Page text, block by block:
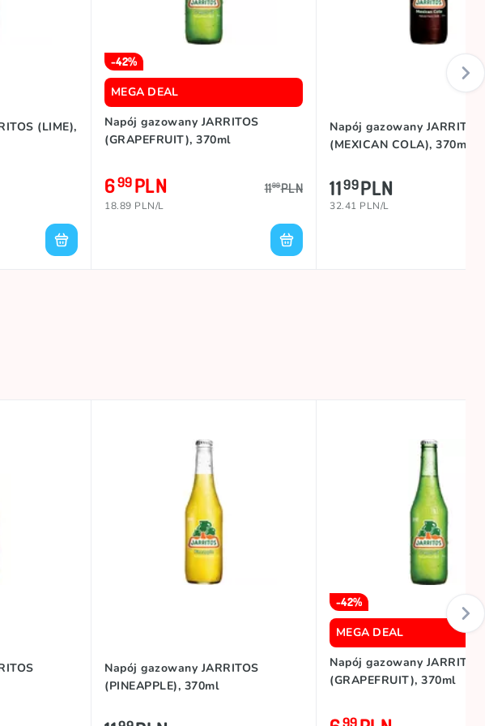
(LIME),
-42%
MEGA DEAL
Napój gazowany JARRITOS
(GRAPEFRUIT), 370ml
699PLN 1199PLN
18.89 PLN/L
Napój gazowany JARRITOS
(MEXICAN COLA), 370ml
1199PLN
32.41 PLN/L
Napój gazowany JARRITOS
(PINEAPPLE), 370ml
-42%
MEGA DEAL
Napój gazowany JARRITOS
(GRAPEFRUIT), 370ml